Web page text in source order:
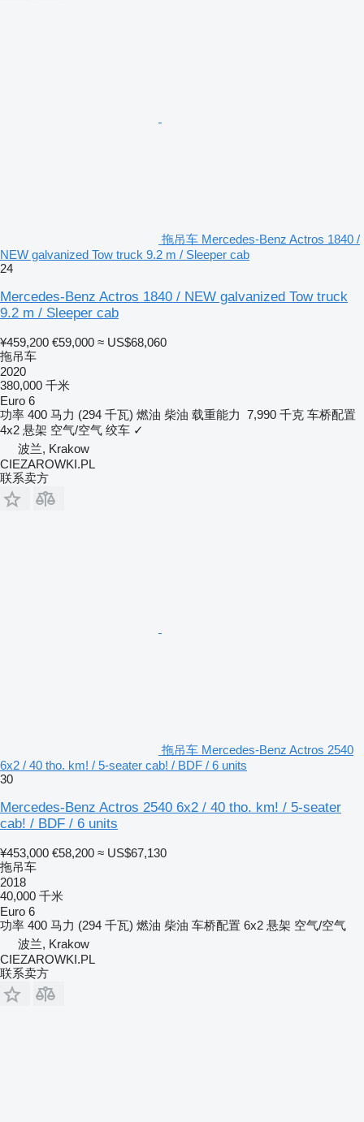
拖吊车 Mercedes-Benz Actros 1840 /
NEW galvanized Tow truck 9.2 m / Sleeper cab
24
Mercedes-Benz Actros 1840 / NEW galvanized Tow truck
9.2 m / Sleeper cab
¥459,200 €59,000 ≈ US$68,060
拖吊车
2020
380,000 千米
Euro 6
功率 400 马力 (294 千瓦) 燃油 柴油 载重能力 7,990 千克 车桥配置
4x2 悬架 空气/空气 绞车 ✓
波兰, Krakow
CIEZAROWKI.PL
联系卖方
拖吊车 Mercedes-Benz Actros 2540
6x2 / 40 tho. km! / 5-seater cab! / BDF / 6 units
30
Mercedes-Benz Actros 2540 6x2 / 40 tho. km! / 5-seater
cab! / BDF / 6 units
¥453,000 €58,200 ≈ US$67,130
拖吊车
2018
40,000 千米
Euro 6
功率 400 马力 (294 千瓦) 燃油 柴油 车桥配置 6x2 悬架 空气/空气
波兰, Krakow
CIEZAROWKI.PL
联系卖方